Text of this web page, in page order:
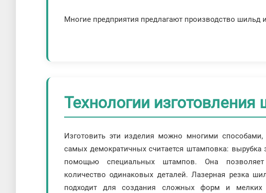
Многие предприятия предлагают производство шильд
Технологии
Изготовить эти изделия можно многими
самых демократичных считается штамповка: вырубка
помощью специальных штампов. Она
количество одинаковых деталей. Лазерная резка
подходит для создания сложных форм и мелких